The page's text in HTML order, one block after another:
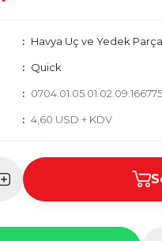
Havya Uç ve Yedek
Quick
0704.01.05.01.02.09.166775
4,60 USD + KDV